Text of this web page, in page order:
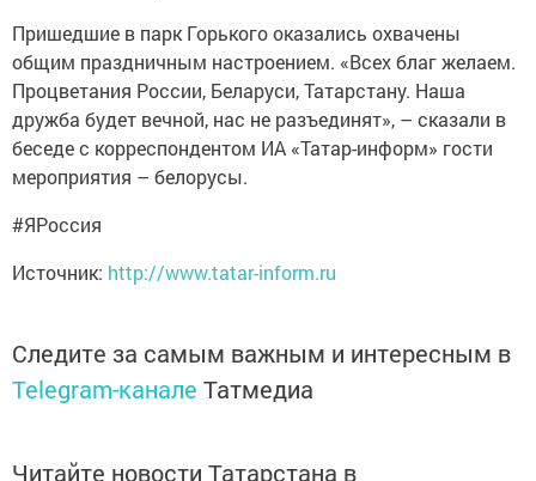
Пришедшие в парк Горького оказались охвачены
общим праздничным настроением. «Всех благ желаем.
Процветания России, Беларуси, Татарстану. Наша
дружба будет вечной, нас не разъединят», – сказали в
беседе с корреспондентом ИА «Татар-информ» гости
мероприятия – белорусы.
#ЯРоссия
Источник: http://www.tatar-inform.ru
Следите за самым важным и интересным в
Telegram-канале Татмедиа
Читайте новости Татарстана в